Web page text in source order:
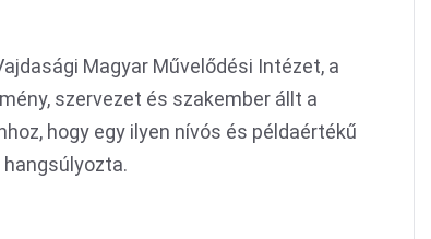
Magyar Művelődési Intézet, a
szervezet és szakember állt a
hogy egy ilyen nívós és példaértékű